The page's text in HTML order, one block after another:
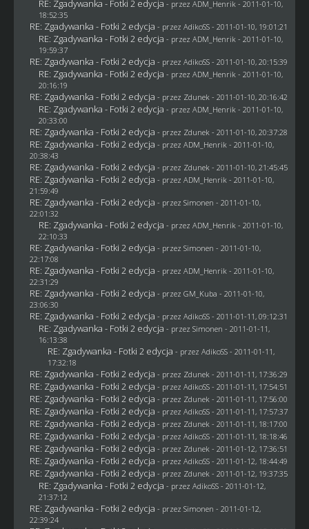
RE: Zgadywanka - Fotki 2 edycja - przez ADM_Henrik - 2011-01-10,
18:52:35
RE: Zgadywanka - Fotki 2 edycja - przez AdikoSS - 2011-01-10, 19:01:21
RE: Zgadywanka - Fotki 2 edycja - przez ADM_Henrik - 2011-01-10,
19:59:37
RE: Zgadywanka - Fotki 2 edycja - przez AdikoSS - 2011-01-10, 20:15:39
RE: Zgadywanka - Fotki 2 edycja - przez ADM_Henrik - 2011-01-10,
20:16:19
RE: Zgadywanka - Fotki 2 edycja - przez Zdunek - 2011-01-10, 20:16:42
RE: Zgadywanka - Fotki 2 edycja - przez ADM_Henrik - 2011-01-10,
20:33:00
RE: Zgadywanka - Fotki 2 edycja - przez Zdunek - 2011-01-10, 20:37:28
RE: Zgadywanka - Fotki 2 edycja - przez ADM_Henrik - 2011-01-10,
20:38:43
RE: Zgadywanka - Fotki 2 edycja - przez Zdunek - 2011-01-10, 21:45:45
RE: Zgadywanka - Fotki 2 edycja - przez ADM_Henrik - 2011-01-10,
21:59:49
RE: Zgadywanka - Fotki 2 edycja - przez Simonen - 2011-01-10,
22:01:32
RE: Zgadywanka - Fotki 2 edycja - przez ADM_Henrik - 2011-01-10,
22:10:33
RE: Zgadywanka - Fotki 2 edycja - przez Simonen - 2011-01-10,
22:17:08
RE: Zgadywanka - Fotki 2 edycja - przez ADM_Henrik - 2011-01-10,
22:31:29
RE: Zgadywanka - Fotki 2 edycja - przez GM_Kuba - 2011-01-10,
23:06:30
RE: Zgadywanka - Fotki 2 edycja - przez AdikoSS - 2011-01-11, 09:12:31
RE: Zgadywanka - Fotki 2 edycja - przez Simonen - 2011-01-11,
16:13:38
RE: Zgadywanka - Fotki 2 edycja - przez AdikoSS - 2011-01-11,
17:32:18
RE: Zgadywanka - Fotki 2 edycja - przez Zdunek - 2011-01-11, 17:36:29
RE: Zgadywanka - Fotki 2 edycja - przez AdikoSS - 2011-01-11, 17:54:51
RE: Zgadywanka - Fotki 2 edycja - przez Zdunek - 2011-01-11, 17:56:00
RE: Zgadywanka - Fotki 2 edycja - przez AdikoSS - 2011-01-11, 17:57:37
RE: Zgadywanka - Fotki 2 edycja - przez Zdunek - 2011-01-11, 18:17:00
RE: Zgadywanka - Fotki 2 edycja - przez AdikoSS - 2011-01-11, 18:18:46
RE: Zgadywanka - Fotki 2 edycja - przez Zdunek - 2011-01-12, 17:36:51
RE: Zgadywanka - Fotki 2 edycja - przez AdikoSS - 2011-01-12, 18:44:49
RE: Zgadywanka - Fotki 2 edycja - przez Zdunek - 2011-01-12, 19:37:35
RE: Zgadywanka - Fotki 2 edycja - przez AdikoSS - 2011-01-12,
21:37:12
RE: Zgadywanka - Fotki 2 edycja - przez Simonen - 2011-01-12,
22:39:24